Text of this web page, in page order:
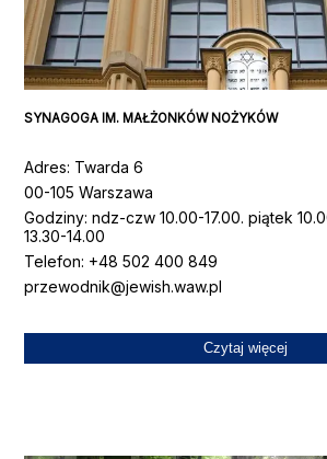
SYNAGOGA IM. MAŁŻONKÓW NOŻYKÓW
Adres: Twarda 6
00-105 Warszawa
Godziny:ndz-czw 10.00-17.00. piątek
13.30-14.00
Telefon: +48502 400 849
przewodnik@jewish.waw.pl